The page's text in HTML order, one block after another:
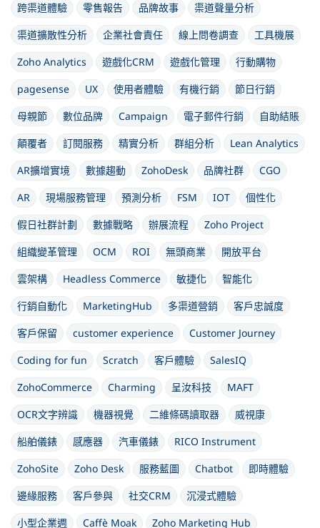
跨渠道體驗
零售報告 品牌故事
渠道聲量分析
渠道擴散性分析
企業社會責任 線上問卷調查
工具機展
Zoho Analytics
遊戲化CRM 遊戲化管理
行動購物
pagesense
UX 使用者體驗 有機行銷
節日行銷
母親節
數位品牌 Campaign 電子郵件行銷
自助結賬
顛覆者
訂閱服務 精實分析 群組分析
Lean Analytics
AR擴增實境
數據趨動 ZohoDesk 品牌社群
CGO
AR
現場服務管理 預測分析 FSM IOT
個性化
假日社群計劃
數據戰略 辦展流程
Zoho Project
組織變革管理
OCM ROI 無頭商業
開放平台
雲架構
Headless Commerce 敏捷化
智能化
行銷自動化
MarketingHub 多渠道營銷
客戶忠誠度
客戶保留
customer experience
Customer Journey
Coding for fun
Scratch 客戶體驗
SalesIQ
ZohoCommerce
Charming 呈汝科技
MAFT
OCR文字辨識
機器視覺 二維條碼讀取器
威視康
船舶儀錶
感應器 汽車儀錶
RICO Instrument
ZohoSite
Zoho Desk 服務藍圖 Chatbot
即時體驗
邊緣服務
客戶參與 社交CRM
沉浸式體驗
小型企業週
Caffè Moak
Zoho Marketing Hub